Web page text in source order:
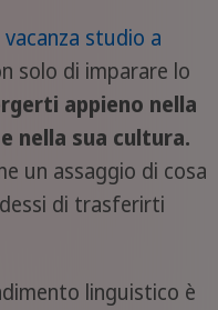
vacanza studio a
solo di imparare lo
appieno nella
nella sua cultura.
un assaggio di cosa
di trasferirti
linguistico è